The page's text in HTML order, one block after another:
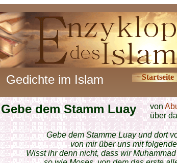
Gedichte im Islam Startseite
Gebe dem Stamm Luay von
über
Gebe dem Stamme Luay und dort
von mir über uns mit
Wisst ihr denn nicht, dass wir